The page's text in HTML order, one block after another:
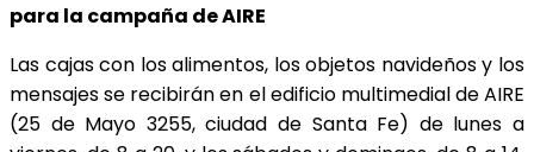
para la campaña de AIRE
Las cajas con los alimentos, los objetos navideños y los
mensajes se recibirán en el edificio multimedial de AIRE
(25 de Mayo 3255, ciudad de Santa Fe) de lunes a